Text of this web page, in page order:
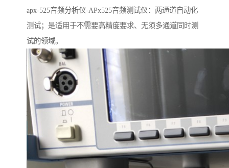
apx-525音频分析仪-APx525音频测试仪：两通道自动化
测试；是适用于不需要高精度要求、无须多通道同时测
试的领域。